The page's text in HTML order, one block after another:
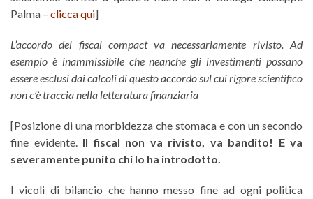
Palma – clicca qui]
L’accordo del fiscal compact va necessariamente rivisto. Ad
esempio è inammissibile che neanche gli investimenti possano
essere esclusi dai calcoli di questo accordo sul cui rigore scientifico
non c’è traccia nella letteratura finanziaria
[Posizione di una morbidezza che stomaca e con un secondo
fine evidente. Il fiscal non va rivisto, va bandito! E va
severamente punito chi lo ha introdotto.
I vicoli di bilancio che hanno messo fine ad ogni politica